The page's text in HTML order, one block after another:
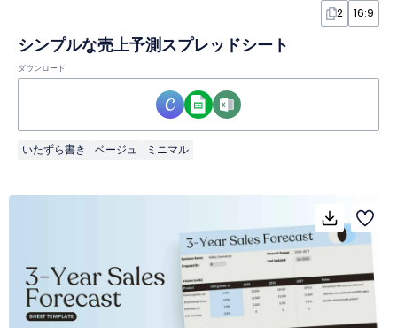
2 16:9
シンプルな売上予測スプレッドシート
ダウンロード
いたずら書き ベージュ ミニマル